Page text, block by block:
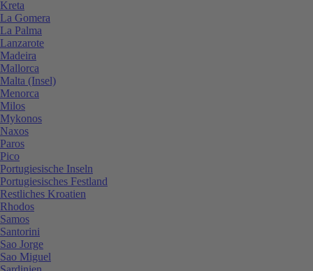
Kreta
La Gomera
La Palma
Lanzarote
Madeira
Mallorca
Malta (Insel)
Menorca
Milos
Mykonos
Naxos
Paros
Pico
Portugiesische Inseln
Portugiesisches Festland
Restliches Kroatien
Rhodos
Samos
Santorini
Sao Jorge
Sao Miguel